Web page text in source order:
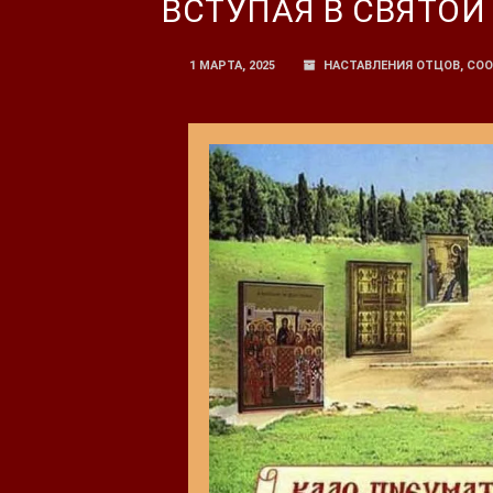
ВСТУПАЯ В
1 МАРТА, 2025 НАСТАВЛЕНИЯ ОТЦОВ,